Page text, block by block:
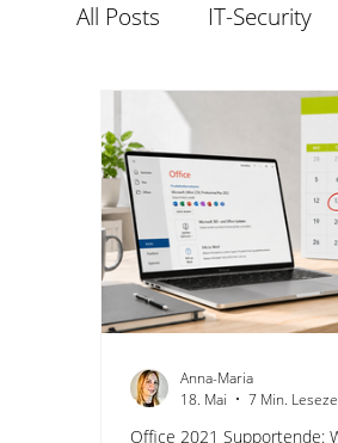
All Posts IT-Security
Windows
Office 2021 Supportende:
Anna-Maria
18. Mai
7 Min.